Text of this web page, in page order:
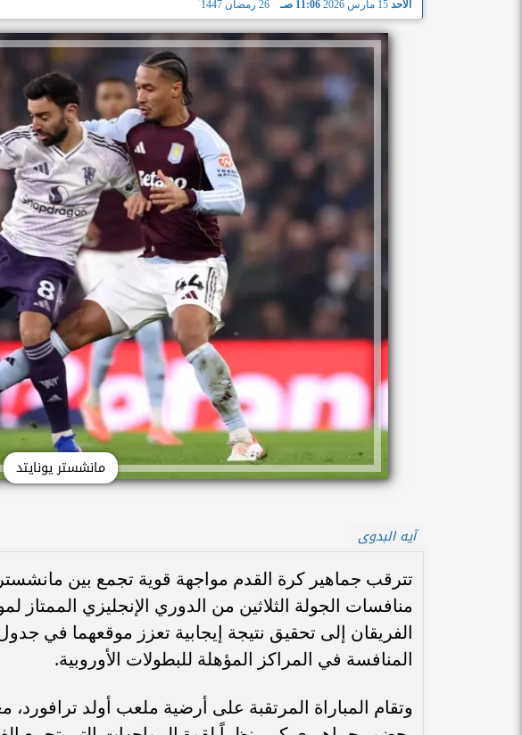
الأحد 15 مارس 2026 11:06 صـ 26 رمضان 1447
مانشستر يونايتد
آيه البدوى
تترقب جماهير كرة القدم مواجهة قوية تجمع بين
الفريقان إلى تحقيق نتيجة إيجابية تعزز موقعهما في
المنافسة في المراكز المؤهلة للبطولات الأوروبية.
وتقام المباراة المرتقبة على أرضية ملعب أولد